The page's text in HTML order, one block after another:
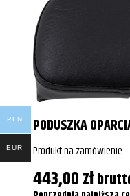
PODUSZKA
Produkt na zamówienie
443,00zł
PLN
EUR